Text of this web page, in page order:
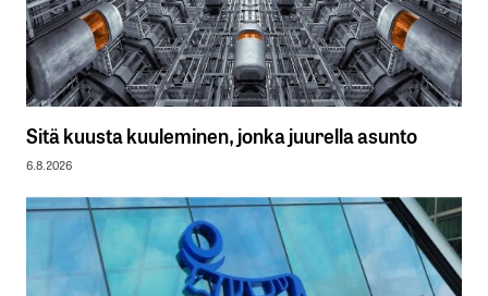
Sitä kuusta kuuleminen, jonka juurella asunto
6.8.2026